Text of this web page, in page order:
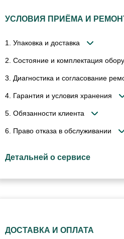
УСЛОВИЯ ПРИЁМА И
1. Упаковка и доставка
2. Состояние и комплектация
3. Диагностика и согласование
4. Гарантия и условия хранения
5. Обязанности клиента
6. Право отказа в обслуживании
Детальней о сервисе
ДОСТАВКА И ОПЛАТА